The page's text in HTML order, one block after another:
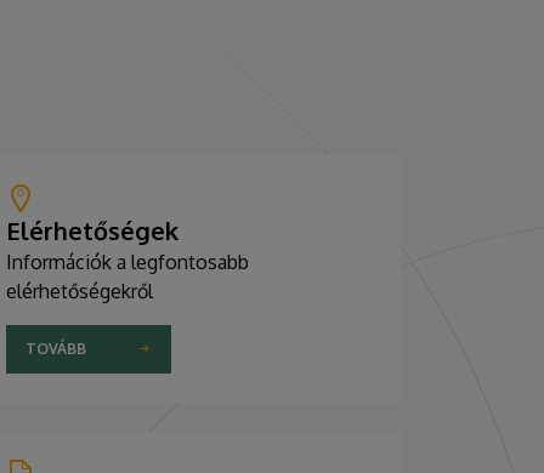
Elérhetőségek
Információk a legfontosabb
elérhetőségekről
TOVÁBB